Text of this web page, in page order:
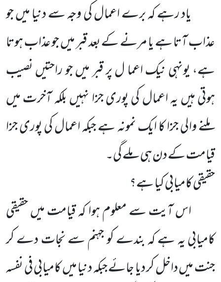
یاد رہے کہ برے اعمال کی وجہ سے دنیا میں جو
عذاب آتا ہے یا مرنے کے بعد قبر میں جو عذاب ہوتا
ہے، یونہی نیک اعما ل پر قبر میں جو راحتیں نصیب
ہوتی ہیں یہ اعمال کی پوری جزا نہیں بلکہ آخرت میں
ملنے والی جزا کا ایک نمونہ ہے جبکہ اعمال کی پوری جزا
قیامت کے دن ہی ملے گی۔
حقیقی کامیابی کیا ہے؟
اس آیت سے معلوم ہوا کہ قیامت میں حقیقی
کامیابی یہ ہے کہ بندے کو جہنم سے نجات دے کر
جنت میں داخل کر دیا جائے جبکہ دنیا میں کامیابی فی نفسہ